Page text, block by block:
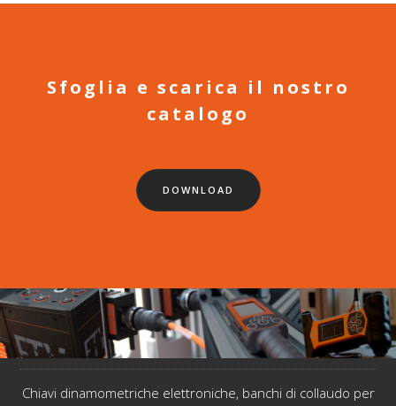
Sfoglia e scarica il nostro
catalogo
DOWNLOAD
Chiavi dinamometriche elettroniche, banchi di collaudo per